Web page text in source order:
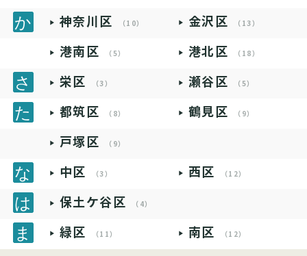
神奈川区 （10） 金沢区 （13）
港南区 （5） 港北区 （18）
栄区 （3） 瀬谷区 （5）
都筑区 （8） 鶴見区 （9）
戸塚区 （9）
中区 （3） 西区 （12）
保土ケ谷区 （4）
緑区 （11） 南区 （12）